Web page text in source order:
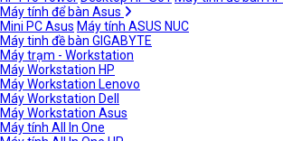
Máy tính để bàn Asus
Mini PC Asus Máy tính ASUS NUC
Máy tinh đề bàn GIGABYTE
Máy trạm - Workstation
Máy Workstation HP
Máy Workstation Lenovo
Máy Workstation Dell
Máy Workstation Asus
Máy tính All In One